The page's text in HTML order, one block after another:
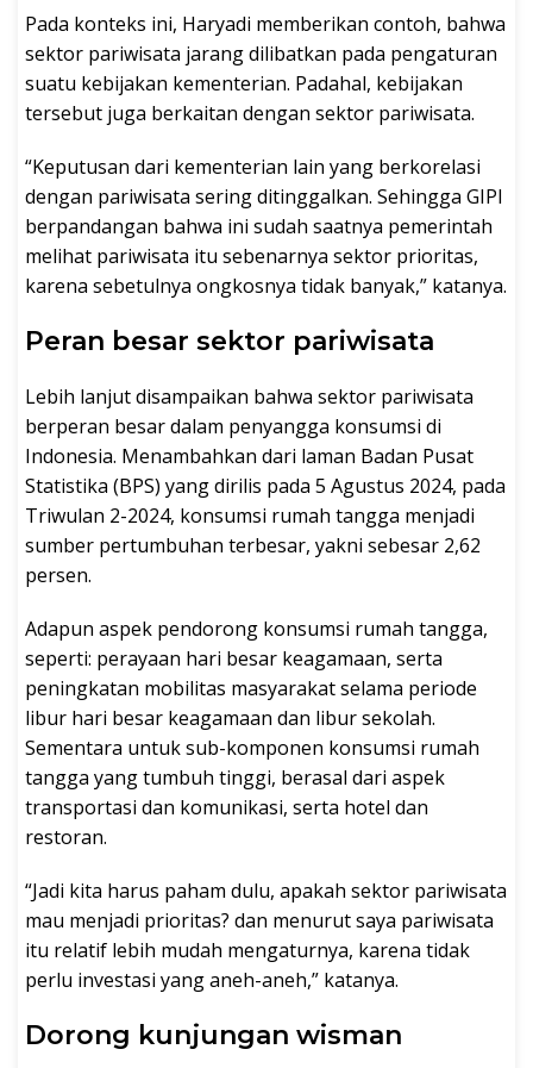
Pada konteks ini, Haryadi memberikan contoh, bahwa
sektor pariwisata jarang dilibatkan pada pengaturan
suatu kebijakan kementerian. Padahal, kebijakan
tersebut juga berkaitan dengan sektor pariwisata.
“Keputusan dari kementerian lain yang berkorelasi
dengan pariwisata sering ditinggalkan. Sehingga GIPI
berpandangan bahwa ini sudah saatnya pemerintah
melihat pariwisata itu sebenarnya sektor prioritas,
karena sebetulnya ongkosnya tidak banyak,” katanya.
Peran besar sektor pariwisata
Lebih lanjut disampaikan bahwa sektor pariwisata
berperan besar dalam penyangga konsumsi di
Indonesia. Menambahkan dari laman Badan Pusat
Statistika (BPS) yang dirilis pada 5 Agustus 2024, pada
Triwulan 2-2024, konsumsi rumah tangga menjadi
sumber pertumbuhan terbesar, yakni sebesar 2,62
persen.
Adapun aspek pendorong konsumsi rumah tangga,
seperti: perayaan hari besar keagamaan, serta
peningkatan mobilitas masyarakat selama periode
libur hari besar keagamaan dan libur sekolah.
Sementara untuk sub-komponen konsumsi rumah
tangga yang tumbuh tinggi, berasal dari aspek
transportasi dan komunikasi, serta hotel dan
restoran.
“Jadi kita harus paham dulu, apakah sektor pariwisata
mau menjadi prioritas? dan menurut saya pariwisata
itu relatif lebih mudah mengaturnya, karena tidak
perlu investasi yang aneh-aneh,” katanya.
Dorong kunjungan wisman